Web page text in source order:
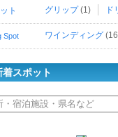
ト グリップ(1) ド
Spot ワインディング
スポット